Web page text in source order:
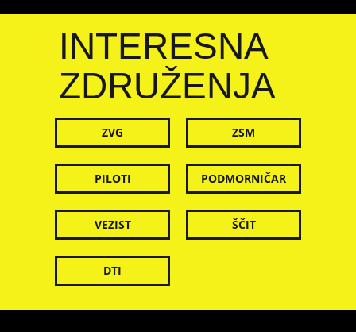
INTERESNA
ZDRUŽENJA
ZVG ZSM
PILOTI PODMORNIČAR
VEZIST ŠČIT
DTI